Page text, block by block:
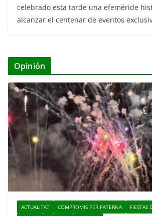
celebrado esta tarde una efeméride
alcanzar el centenar de eventos
Opinión
ACTUALITAT COMPROMIS PER PATERNA
FIESTAS